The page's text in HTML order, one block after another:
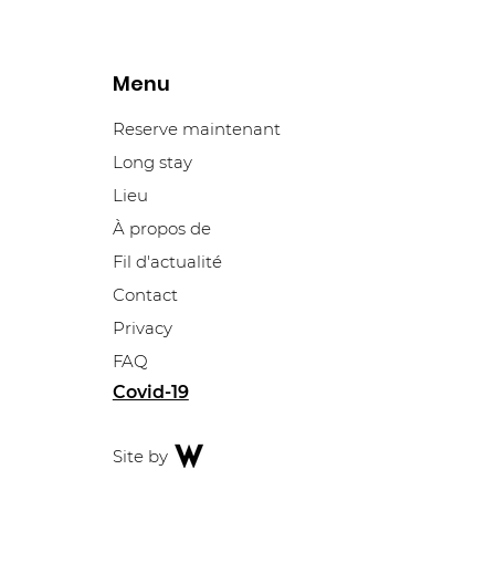
étend sa
Menu
Reserve maintenant
Long stay
Lieu
À propos de
Fil d'actualité
Contact
Privacy
FAQ
Covid-19
Site by